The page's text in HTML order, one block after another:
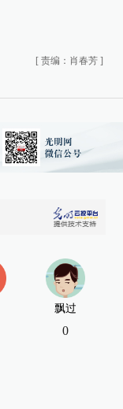
[ 责编：肖春芳 ]
飘过
0